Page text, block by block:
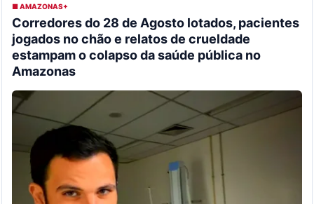
■ AMAZONAS+
Corredores do 28 de Agosto lotados, pacientes
jogados no chão e relatos de crueldade
estampam o colapso da saúde pública no
Amazonas